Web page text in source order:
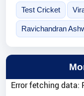
Test Cricket
Ravichandran
Error fetching data: